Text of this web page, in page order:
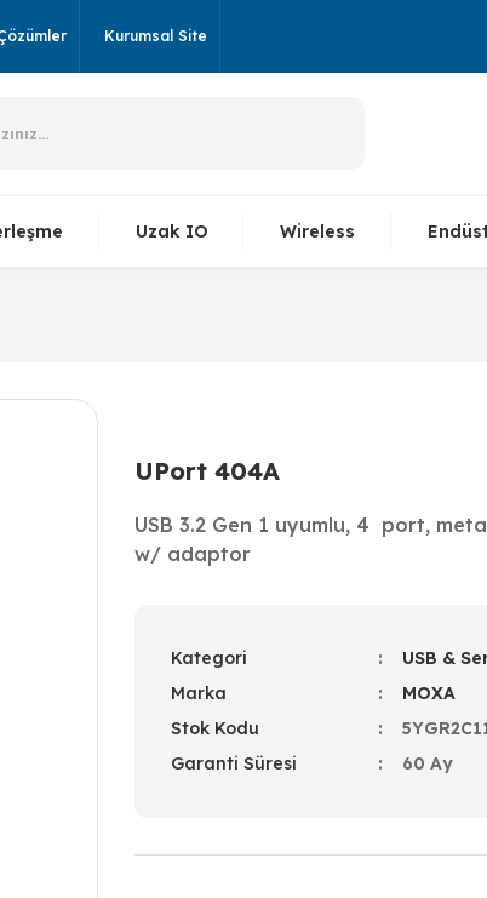
Kurumsal Site
Uzak IO Wireless
UPort 404A
USB 3.2 Gen 1 uyumlu, 4 port,
w/ adaptor
Kategori
USB &
Marka
MOXA
Stok Kodu
Garanti Süresi
60 Ay